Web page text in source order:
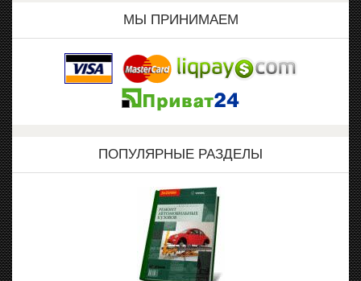
МЫ ПРИНИМАЕМ
ПОПУЛЯРНЫЕ РАЗДЕЛЫ